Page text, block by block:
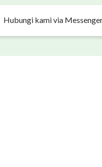
Hubungi kami via